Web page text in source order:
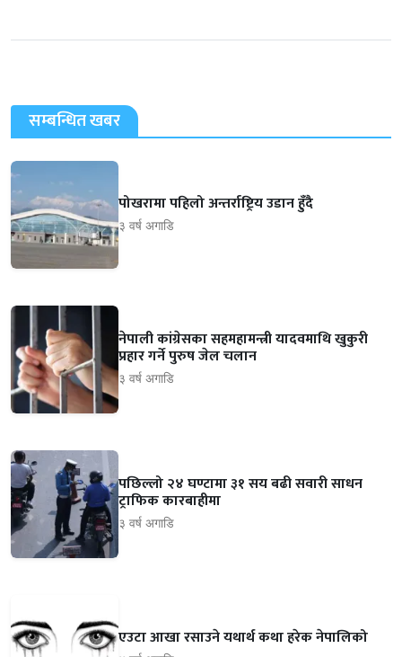
सम्बन्धित खबर
पोखरामा पहिलो अन्तर्राष्ट्रिय उडान हुँदै
३ वर्ष अगाडि
नेपाली कांग्रेसका सहमहामन्त्री यादवमाथि खुकुरी
प्रहार गर्ने पुरुष जेल चलान
३ वर्ष अगाडि
पछिल्लो २४ घण्टामा ३१ सय बढी सवारी साधन
ट्राफिक कारबाहीमा
३ वर्ष अगाडि
एउटा आखा रसाउने यथार्थ कथा हरेक नेपालिको